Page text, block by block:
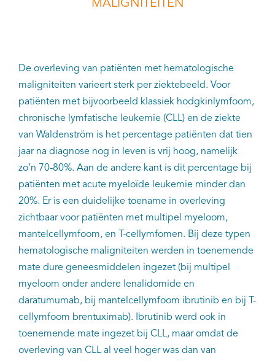
MALIGNITEITEN
De overleving van patiënten met hematologische
maligniteiten varieert sterk per ziektebeeld. Voor
patiënten met bijvoorbeeld klassiek hodgkinlymfoom,
chronische lymfatische leukemie (CLL) en de ziekte
van Waldenström is het percentage patiënten dat tien
jaar na diagnose nog in leven is vrij hoog, namelijk
zo’n 70-80%. Aan de andere kant is dit percentage bij
patiënten met acute myeloïde leukemie minder dan
20%. Er is een duidelijke toename in overleving
zichtbaar voor patiënten met multipel myeloom,
mantelcellymfoom, en T-cellymfomen. Bij deze typen
hematologische maligniteiten werden in toenemende
mate dure geneesmiddelen ingezet (bij multipel
myeloom onder andere lenalidomide en
daratumumab, bij mantelcellymfoom ibrutinib en bij T-
cellymfoom brentuximab). Ibrutinib werd ook in
toenemende mate ingezet bij CLL, maar omdat de
overleving van CLL al veel hoger was dan van